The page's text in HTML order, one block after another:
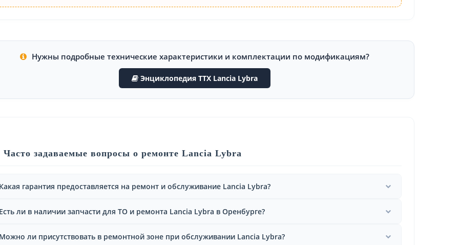
Нужны подробные технические характеристики и комплектации по модификациям?
Энциклопедия ТТХ Lancia Lybra
Часто задаваемые вопросы о ремонте Lancia Lybra
гарантия предоставляется на ремонт и обслуживание Lancia Lybra?
ли в наличии запчасти для ТО и ремонта Lancia Lybra в Оренбурге?
ли присутствовать в ремонтной зоне при обслуживании Lancia Lybra?